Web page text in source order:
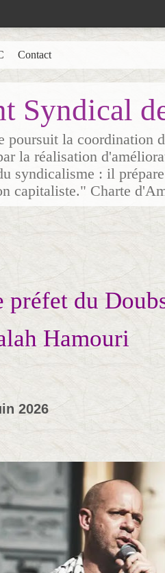
Syndical
poursuit la coordination
la réalisation
syndicalisme : il
capitaliste." Charte
Contact
préfet du
Hamouri
2026